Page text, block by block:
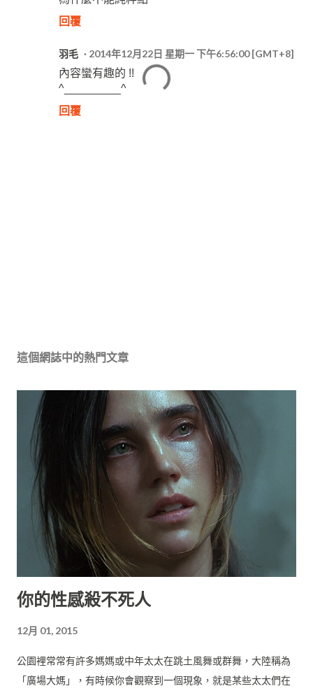
回覆
羽毛
2014年12月22日 星期一 下午6:56:00 [GMT+8]
內容蠻有趣的 !!
^_________^
回覆
留
這個網誌中的熱門文章
你的性感殺不死人
12月 01, 2015
公園裡常常有許多媽媽或中年太太在跳土風舞或群舞，大陸稱為
「廣場大媽」，有時候你會觀察到一個現象，就是某些太太們在